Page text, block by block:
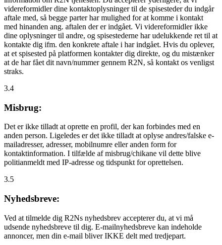
videreformidler dine kontaktoplysninger til de spisesteder du indgår
aftale med, så begge parter har mulighed for at komme i kontakt
med hinanden ang. aftalen der er indgået. Vi videreformidler ikke
dine oplysninger til andre, og spisestederne har udelukkende ret til at
kontakte dig ifm. den konkrete aftale i har indgået. Hvis du oplever,
at et spisested på platformen kontakter dig direkte, og du mistænker
at de har fået dit navn/nummer gennem R2N, så kontakt os venligst
straks.
3.4
Misbrug:
Det er ikke tilladt at oprette en profil, der kan forbindes med en
anden person. Ligeledes er det ikke tilladt at oplyse andres/falske e-
mailadresser, adresser, mobilnumre eller anden form for
kontaktinformation. I tilfælde af misbrug/chikane vil dette blive
politianmeldt med IP-adresse og tidspunkt for oprettelsen.
3.5
Nyhedsbreve:
Ved at tilmelde dig R2Ns nyhedsbrev accepterer du, at vi må
udsende nyhedsbreve til dig. E-mailnyhedsbreve kan indeholde
annoncer, men din e-mail bliver IKKE delt med tredjepart.